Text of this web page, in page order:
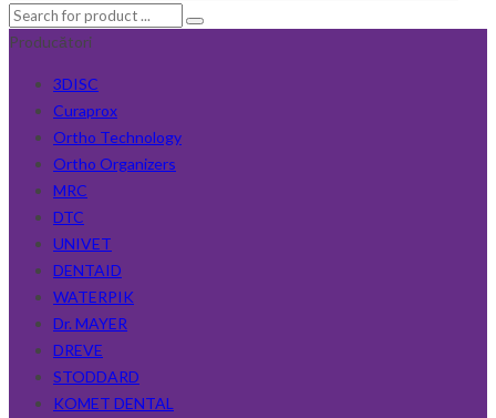
Producători
3DISC
Curaprox
Ortho Technology
Ortho Organizers
MRC
DTC
UNIVET
DENTAID
WATERPIK
Dr. MAYER
DREVE
STODDARD
KOMET DENTAL